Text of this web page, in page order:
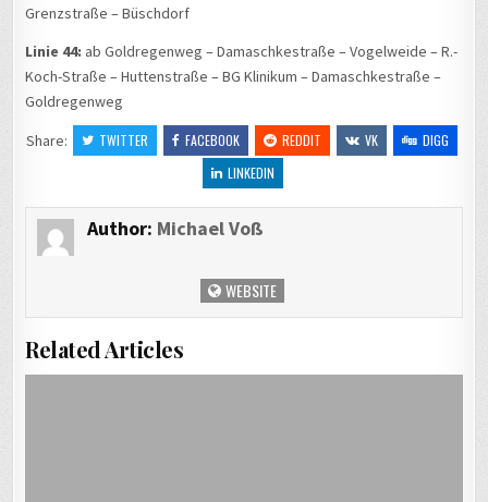
Grenzstraße – Büschdorf
Linie 44: ab Goldregenweg – Damaschkestraße – Vogelweide – R.-
Koch-Straße – Huttenstraße – BG Klinikum – Damaschkestraße –
Goldregenweg
Share:
TWITTER FACEBOOK REDDIT VK
DIGG
LINKEDIN
Author: Michael Voß
WEBSITE
Related Articles